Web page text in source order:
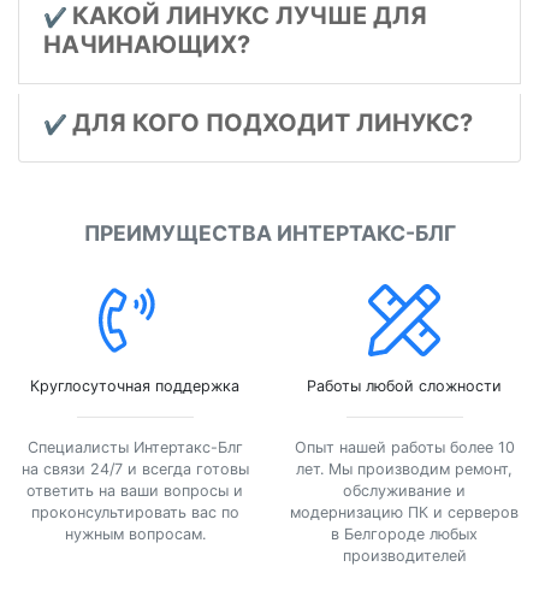
✔️ КАКОЙ ЛИНУКС ЛУЧШЕ ДЛЯ
НАЧИНАЮЩИХ?
✔️ ДЛЯ КОГО ПОДХОДИТ ЛИНУКС?
ПРЕИМУЩЕСТВА ИНТЕРТАКС-БЛГ
Круглосуточная поддержка
Специалисты Интертакс-Блг
на связи 24/7 и всегда готовы
ответить на ваши вопросы и
проконсультировать вас по
нужным вопросам.
Работы любой сложности
Опыт нашей работы более 10
лет. Мы производим ремонт,
обслуживание и
модернизацию ПК и серверов
в Белгороде любых
производителей